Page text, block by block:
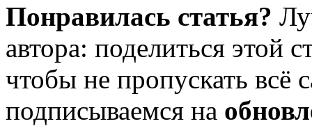
Понравилась статья?
автора: поделиться этой
чтобы не пропускать всё
подписываемся на